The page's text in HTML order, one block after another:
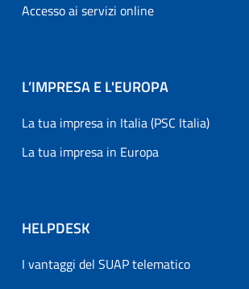
Accesso ai servizi online
L’IMPRESA E L'EUROPA
La tua impresa in Italia (PSC Italia)
La tua impresa in Europa
HELPDESK
I vantaggi del SUAP telematico